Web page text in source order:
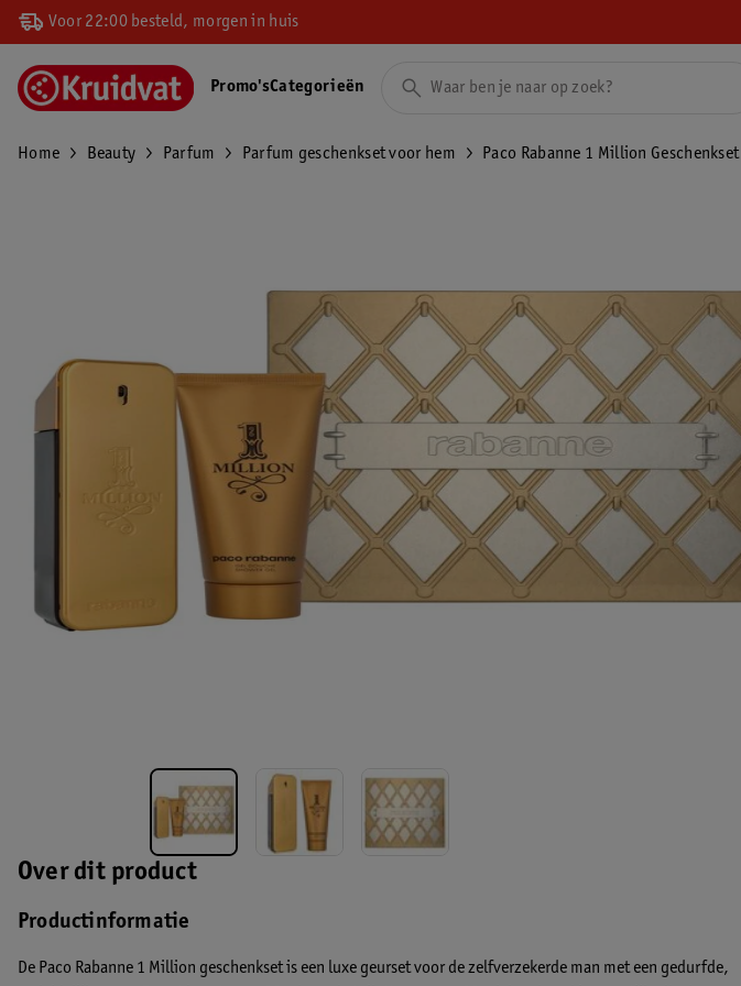
Voor 22:00 besteld, morgen in huis
Promo'sCategorieën
Home Beauty Parfum Parfum geschenkset voor hem Paco Rabanne 1 Million Geschenkset
Over dit product
Productinformatie
De Paco Rabanne 1 Million geschenkset is een luxe geurset voor de zelfverzekerde man met een gedurfde,